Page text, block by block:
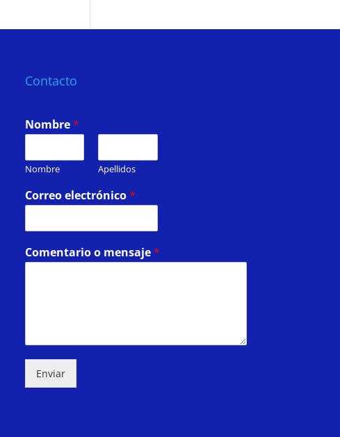
Contacto
Nombre*
Nombre Apellidos
Correo electrónico*
Comentario o mensaje*
Enviar